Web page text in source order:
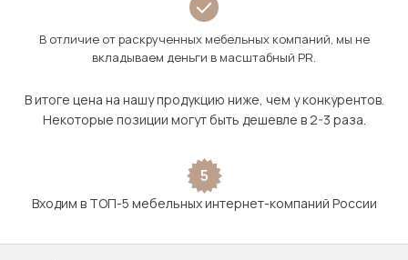
В отличие от раскрученных мебельных компаний, мы не
вкладываем деньги в масштабный PR.
В итоге цена на нашу продукцию ниже, чем у конкурентов.
Некоторые позиции могут быть дешевле в 2-3 раза.
5
Входим в ТОП-5 мебельных интернет-компаний России